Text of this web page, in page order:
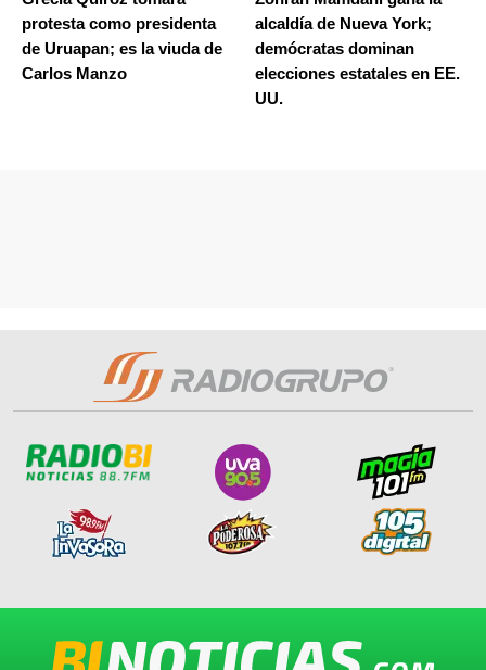
protesta como presidenta
de Uruapan; es la viuda de
Carlos Manzo
alcaldía de Nueva York;
demócratas dominan
elecciones estatales en EE.
UU.